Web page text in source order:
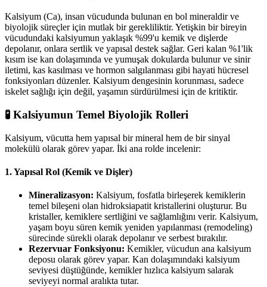
Kalsiyum (Ca), insan vücudunda bulunan en bol mineraldir ve
biyolojik süreçler için mutlak bir gerekliliktir. Yetişkin bir bireyin
vücudundaki kalsiyumun yaklaşık %99'u kemik ve dişlerde
depolanır, onlara sertlik ve yapısal destek sağlar. Geri kalan %1'lik
kısım ise kan dolaşımında ve yumuşak dokularda bulunur ve sinir
iletimi, kas kasılması ve hormon salgılanması gibi hayati hücresel
fonksiyonları düzenler. Kalsiyum dengesinin korunması, sadece
iskelet sağlığı için değil, yaşamın sürdürülmesi için de kritiktir.
🧪 Kalsiyumun Temel Biyolojik Rolleri
Kalsiyum, vücutta hem yapısal bir mineral hem de bir sinyal
molekülü olarak görev yapar. İki ana rolde incelenir:
1. Yapısal Rol (Kemik ve Dişler)
Mineralizasyon: Kalsiyum, fosfatla birleşerek kemiklerin
temel bileşeni olan hidroksiapatit kristallerini oluşturur. Bu
kristaller, kemiklere sertliğini ve sağlamlığını verir. Kalsiyum,
yaşam boyu süren kemik yeniden yapılanması (remodeling)
sürecinde sürekli olarak depolanır ve serbest bırakılır.
Rezervuar Fonksiyonu: Kemikler, vücudun ana kalsiyum
deposu olarak görev yapar. Kan dolaşımındaki kalsiyum
seviyesi düştüğünde, kemikler hızlıca kalsiyum salarak
seviyeyi normal aralıkta tutar.